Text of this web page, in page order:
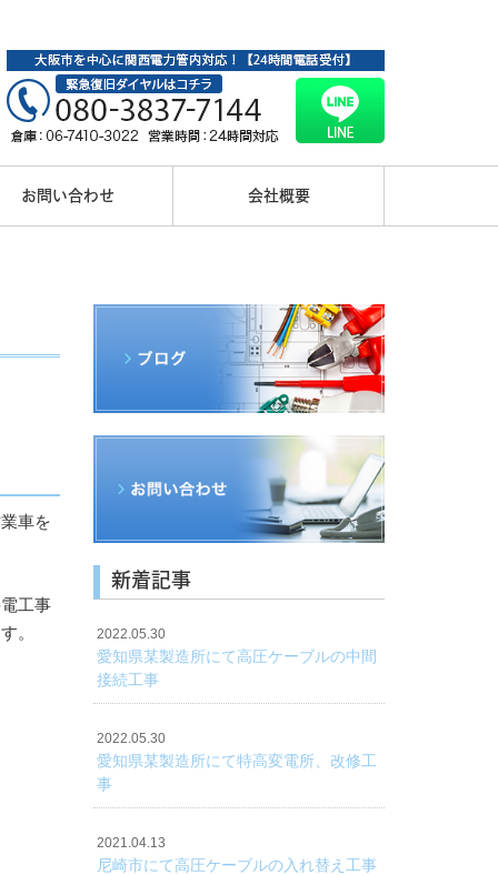
お問い合わせ 会社概要
車を
工事
。
新着記事
2022.05.30
愛知県某製造所にて高圧ケーブルの中間
接続工事
2022.05.30
愛知県某製造所にて特高変電所、改修工
事
2021.04.13
尼崎市にて高圧ケーブルの入れ替え工事